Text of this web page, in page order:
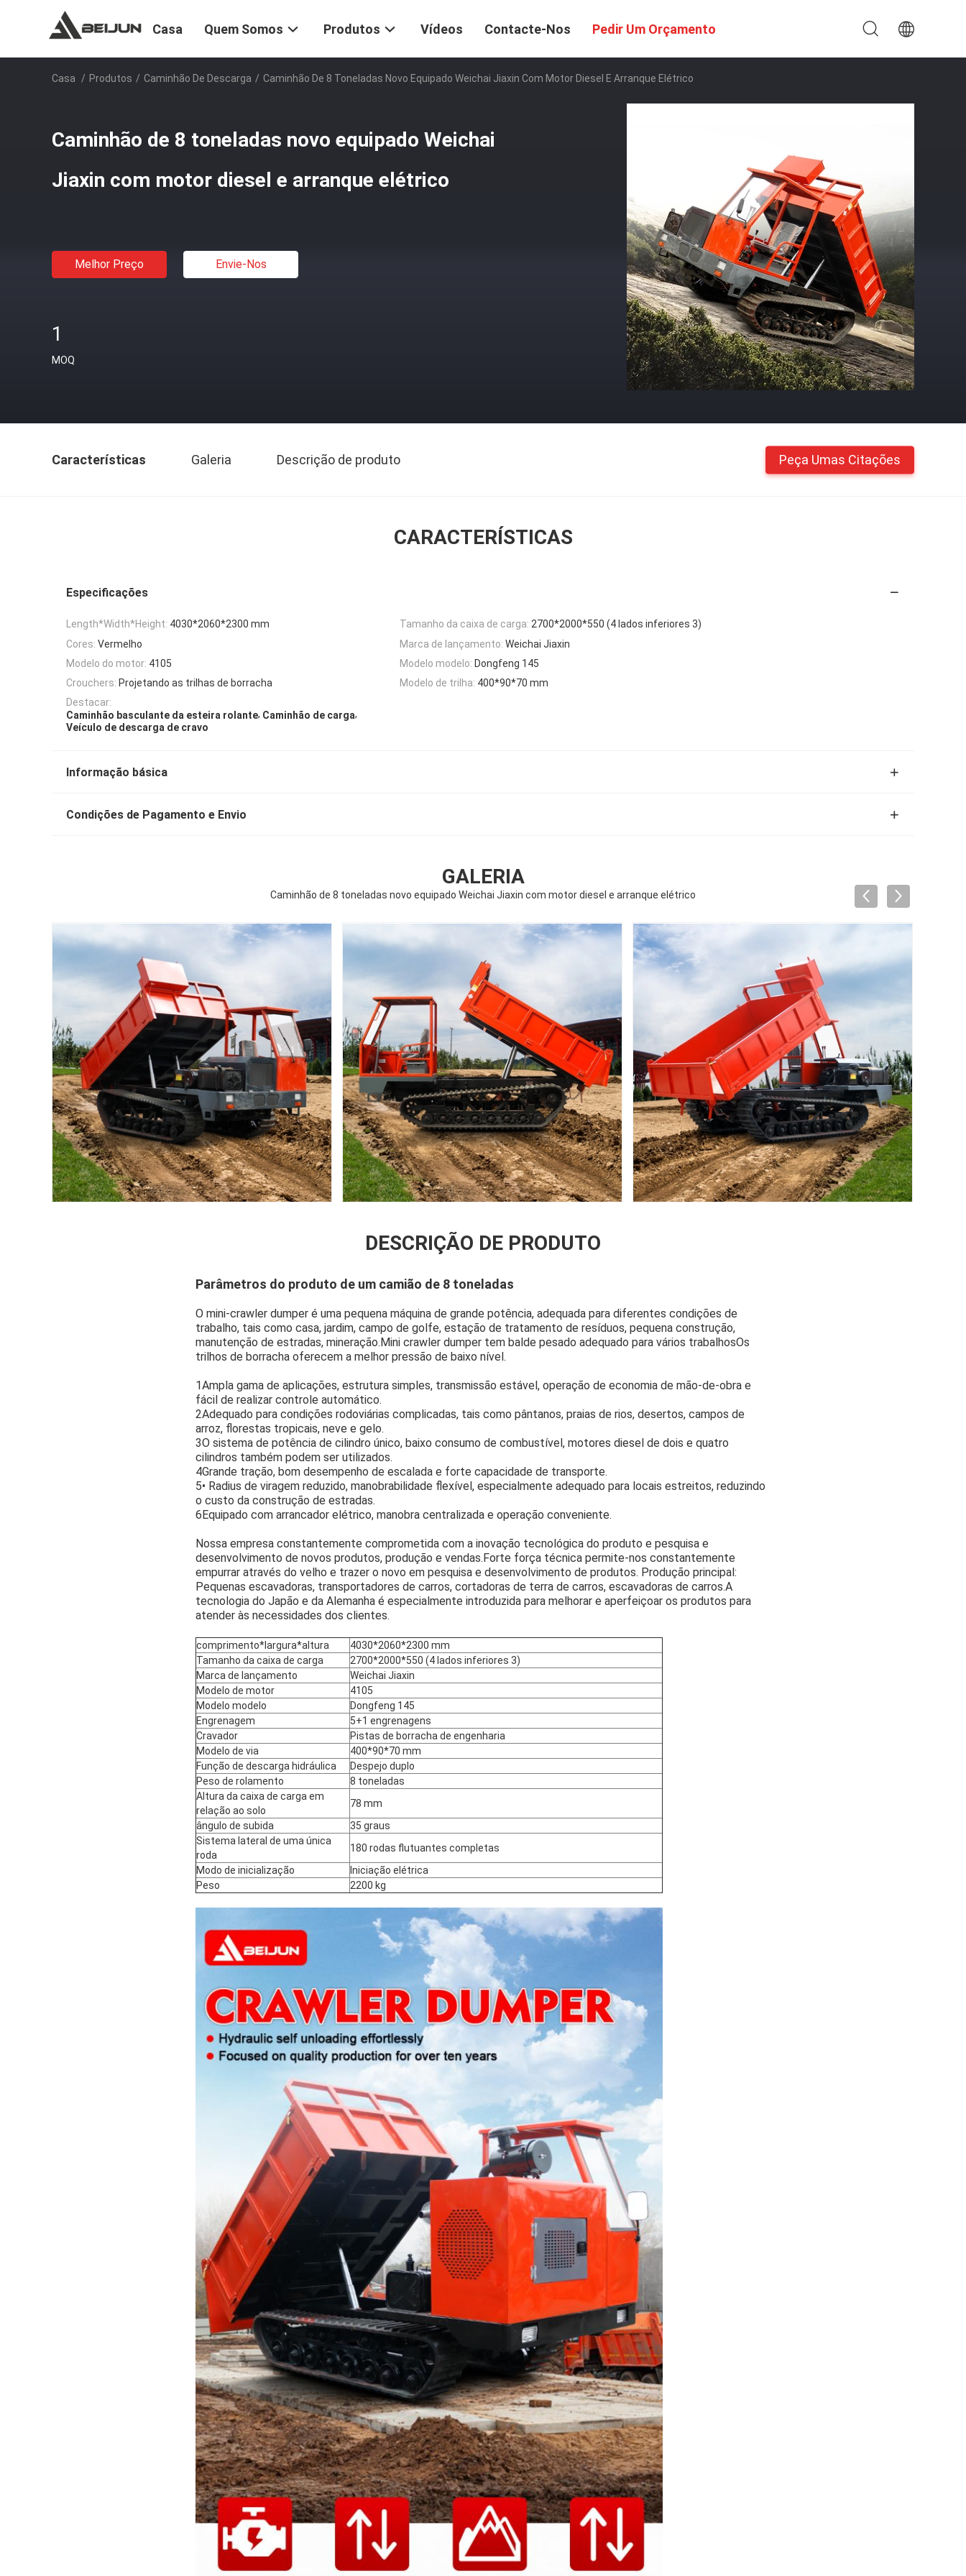
Deixe um recado Ligaremos para você em breve!
SUBMETER
Casa Quem Somos Produtos Vídeos Contacte-Nos Pedir Um Orçamento
Casa / Produtos / Caminhão De Descarga / Caminhão De 8 Toneladas Novo Equipado Weichai Jiaxin Com Motor Diesel E Arranque Elétrico
Caminhão de 8 toneladas novo equipado Weichai
Jiaxin com motor diesel e arranque elétrico
Melhor Preço Envie-Nos
1
MOQ
Características Galeria Descrição de produto Peça Umas Citações
CARACTERÍSTICAS
Especificações
Length*Width*Height: 4030*2060*2300 mm Tamanho da caixa de carga: 2700*2000*550 (4 lados inferiores 3)
Cores: Vermelho Marca de lançamento: Weichai Jiaxin
Modelo do motor: 4105 Modelo modelo: Dongfeng 145
Crouchers: Projetando as trilhas de borracha Modelo de trilha: 400*90*70 mm
Destacar:
Caminhão basculante da esteira rolante, Caminhão de carga,
Veículo de descarga de cravo
Informação básica
Condições de Pagamento e Envio
GALERIA
Caminhão de 8 toneladas novo equipado Weichai Jiaxin com motor diesel e arranque elétrico
DESCRIÇÃO DE PRODUTO
Parâmetros do produto de um camião de 8 toneladas
O mini-crawler dumper é uma pequena máquina de grande potência, adequada para diferentes condições de
trabalho, tais como casa, jardim, campo de golfe, estação de tratamento de resíduos, pequena construção,
manutenção de estradas, mineração.Mini crawler dumper tem balde pesado adequado para vários trabalhosOs
trilhos de borracha oferecem a melhor pressão de baixo nível.
1Ampla gama de aplicações, estrutura simples, transmissão estável, operação de economia de mão-de-obra e
fácil de realizar controle automático.
2Adequado para condições rodoviárias complicadas, tais como pântanos, praias de rios, desertos, campos de
arroz, florestas tropicais, neve e gelo.
3O sistema de potência de cilindro único, baixo consumo de combustível, motores diesel de dois e quatro
cilindros também podem ser utilizados.
4Grande tração, bom desempenho de escalada e forte capacidade de transporte.
5• Radius de viragem reduzido, manobrabilidade flexível, especialmente adequado para locais estreitos, reduzindo
o custo da construção de estradas.
6Equipado com arrancador elétrico, manobra centralizada e operação conveniente.
Nossa empresa constantemente comprometida com a inovação tecnológica do produto e pesquisa e
desenvolvimento de novos produtos, produção e vendas.Forte força técnica permite-nos constantemente
empurrar através do velho e trazer o novo em pesquisa e desenvolvimento de produtos. Produção principal:
Pequenas escavadoras, transportadores de carros, cortadoras de terra de carros, escavadoras de carros.A
tecnologia do Japão e da Alemanha é especialmente introduzida para melhorar e aperfeiçoar os produtos para
atender às necessidades dos clientes.
comprimento*largura*altura
4030*2060*2300 mm
Tamanho da caixa de carga
2700*2000*550 (4 lados inferiores 3)
Marca de lançamento
Weichai Jiaxin
Modelo de motor
4105
Modelo modelo
Dongfeng 145
Engrenagem
5+1 engrenagens
Cravador
Pistas de borracha de engenharia
Modelo de via
400*90*70 mm
Função de descarga hidráulica
Despejo duplo
Peso de rolamento
8 toneladas
Altura da caixa de carga em
relação ao solo
78 mm
ângulo de subida
35 graus
Sistema lateral de uma única
roda
180 rodas flutuantes completas
Modo de inicialização
Iniciação elétrica
Peso
2200 kg